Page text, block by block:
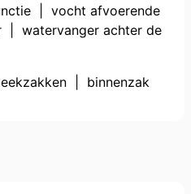
| vocht afvoerende
watervanger achter de
| binnenzak